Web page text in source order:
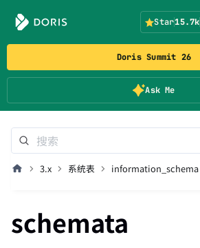
Doris Summit 26
Ask Me
Star15.7k
3.x 系统表 information_schema
schemata